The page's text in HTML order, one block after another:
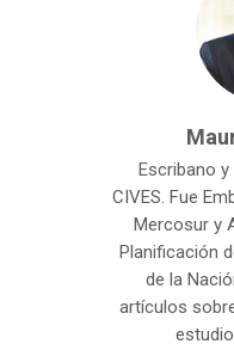
Escribano
CIVES. Fue
Mercosur y
Planificación
de la
artículos